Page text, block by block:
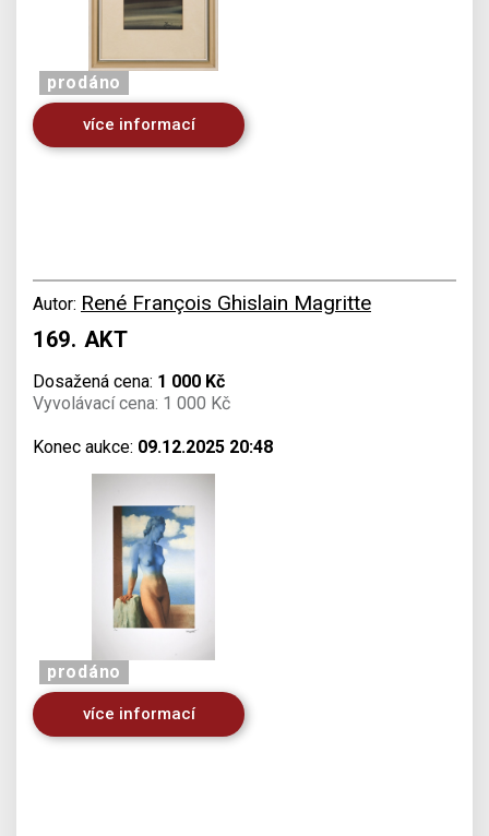
prodáno
více informací
Autor: René François Ghislain Magritte
169. AKT
Dosažená cena: 1 000 Kč
Vyvolávací cena: 1 000 Kč
Konec aukce: 09.12.2025 20:48
prodáno
více informací